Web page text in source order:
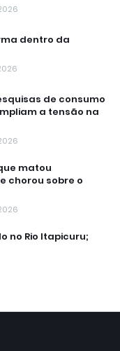
dentro da
de consumo
a tensão na
matou
chorou sobre o
no Rio Itapicuru;